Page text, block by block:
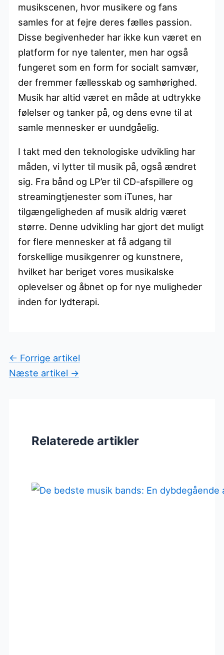
musikscenen, hvor musikere og fans
samles for at fejre deres fælles passion.
Disse begivenheder har ikke kun været en
platform for nye talenter, men har også
fungeret som en form for socialt samvær,
der fremmer fællesskab og samhørighed.
Musik har altid været en måde at udtrykke
følelser og tanker på, og dens evne til at
samle mennesker er uundgåelig.
I takt med den teknologiske udvikling har
måden, vi lytter til musik på, også ændret
sig. Fra bånd og LP’er til CD-afspillere og
streamingtjenester som iTunes, har
tilgængeligheden af musik aldrig været
større. Denne udvikling har gjort det muligt
for flere mennesker at få adgang til
forskellige musikgenrer og kunstnere,
hvilket har beriget vores musikalske
oplevelser og åbnet op for nye muligheder
inden for lydterapi.
← Forrige artikel
Næste artikel →
Relaterede artikler